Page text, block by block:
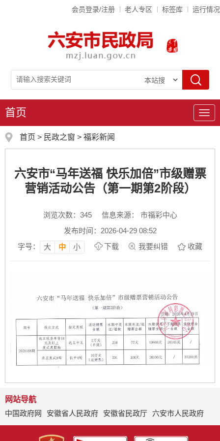
会员登录/注册 老人专区 标签库 运行情况
导
航
首页
首页 > 民政之窗 > 福彩新闻
六安市“马年送福 快乐加倍”市级赠票
营销活动公告（第一期第2阶段）
浏览次数： 345
信息来源： 市福彩中心
发布时间：2026-04-29 08:52
字号：
大 中 小 下载 我要纠错 收藏
网站导航
中国政府网
安徽省人民政府 安徽省民政厅 六安市人民政府